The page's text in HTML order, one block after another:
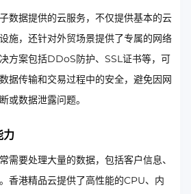
数据提供的云服务，不仅提供基本的云
施，还针对外贸场景提供了专属的网络
方案包括DDoS防护、SSL证书等，可
据传输和交易过程中的安全，避免因网
或数据泄露问题。
力
需要处理大量的数据，包括客户信息、
香港精品云提供了高性能的CPU、内